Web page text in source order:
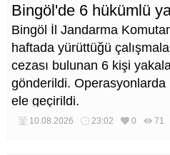
Bingöl'de 6 hükümlü
Bingöl İl Jandarma
haftada yürüttüğü
cezası bulunan 6 kişi
gönderildi.
ele geçirildi.
10.08.2026 23:02 0 71